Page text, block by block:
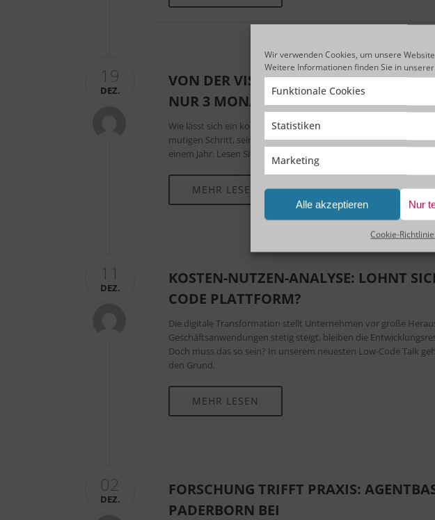
Wir verwenden Cookies, um unsere
Weitere Informationen finden Sie in unserer
Funktionale Cookies
Statistiken
Marketing
Alle akzeptieren Nur
Cookie-Richtlinie
19
DEZ.
VON DER VISION ZUR REALITÄT:
NUR 3 MONATEN
Wie lässt sich ein komplexes IT-Projekt in nur einem Viertel der
mutigen Schritt, seine Entwicklungsstrategie radikal zu
einem Jahr. Lesen Sie, welche entscheidenden Faktoren diesen
MEHR LESEN
11
DEZ.
KOSTEN-NUTZEN-ANALYSE: LOHNT
CODE PLATTFORM?
Die digitale Transformation stellt Unternehmen vor große
Geschäftsanwendungen stetig steigt, bleiben die
Doch muss das so sein? In unserem neuesten Low-Code Talk
den Grund.
MEHR LESEN
02
DEZ.
FORSCHUNG TRIFFT PRAXIS:
PADERBORN BEI